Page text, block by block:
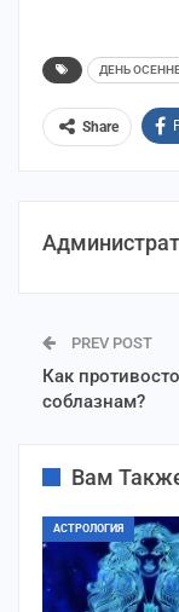
ДЕНЬ
Share
PREV POST
Как
соблазнам?
Вам
АСТРОЛОГИЯ